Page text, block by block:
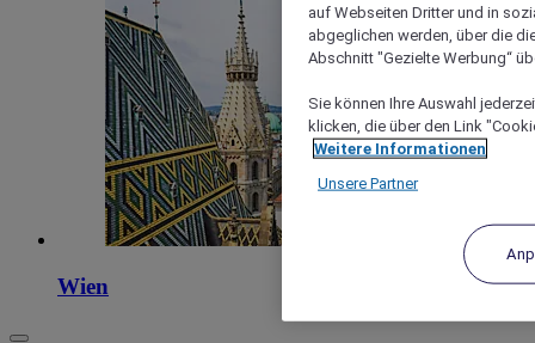
Wien
auf Webseiten Dritter und in
abgeglichen werden, über die
Abschnitt "Gezielte Werbung“
Sie können Ihre Auswahl
klicken, die über den Link
Weitere Informationen
Unsere Partner